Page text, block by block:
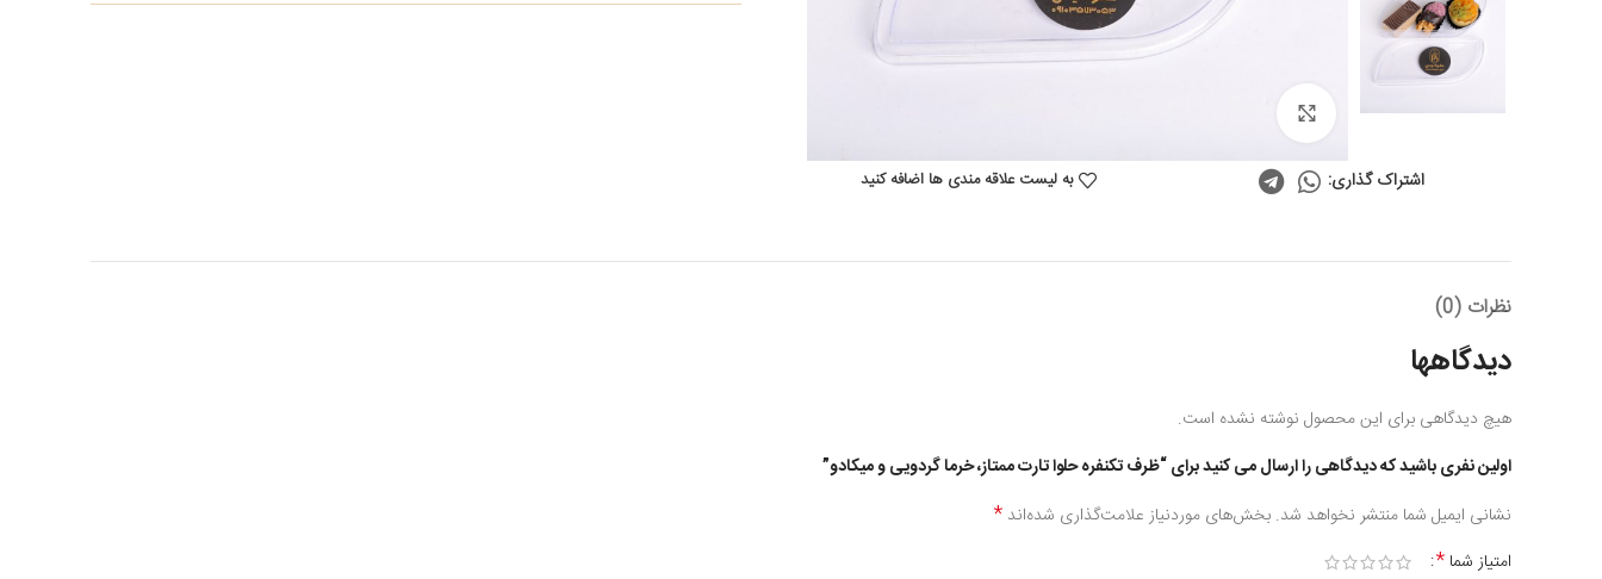
اشتراک گذاری: به لیست علاقه مندی ها اضافه کنید
نظرات (0)
دیدگاهها
هیچ دیدگاهی برای این محصول نوشته نشده است.
اولین نفری باشید که دیدگاهی را ارسال می کنید برای “ظرف تکنفره حلوا تارت ممتاز، خرما گردویی و میکادو”
نشانی ایمیل شما منتشر نخواهد شد. بخش‌های موردنیاز علامت‌گذاری شده‌اند *
امتیاز شما *